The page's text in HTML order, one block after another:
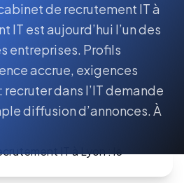
de recrutement IT à
IT est aujourd’hui l’un des
entreprises. Profils
accrue, exigences
dans l’IT demande
diffusion d’annonces. À